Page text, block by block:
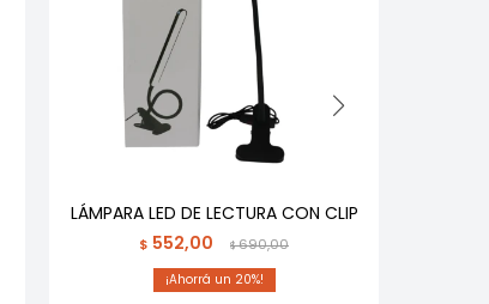
LÁMPARA LED DE LECTURA CON CLIP
$ 552,00 $690,00
20